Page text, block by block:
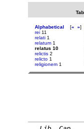
Alphabetical [« »]
rei 11
relati 1
relatum 1
relatus 10
relictis 2
relicto 1
religionem 1